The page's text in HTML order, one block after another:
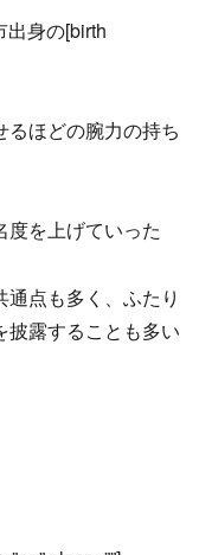
出身の[birth
ほどの腕力の持ち
を上げていった
通点も多く、ふたり
披露することも多い